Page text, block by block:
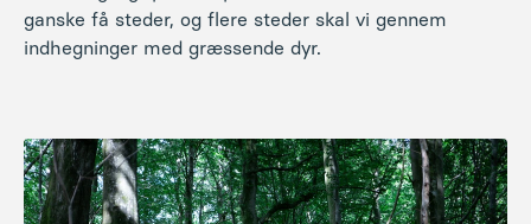
ganske få steder, og flere steder skal vi gennem
indhegninger med græssende dyr.